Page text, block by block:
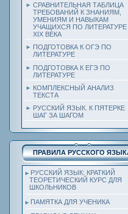
СРАВНИТЕЛЬНАЯ ТАБЛИЦА
ТРЕБОВАНИЙ К ЗНАНИЯМ,
УМЕНИЯМ И НАВЫКАМ
УЧАЩИХСЯ ПО ЛИТЕРАТУРЕ
ХIХ ВЕКА
ПОДГОТОВКА К ОГЭ ПО
ЛИТЕРАТУРЕ
ПОДГОТОВКА К ЕГЭ ПО
ЛИТЕРАТУРЕ
КОМПЛЕКСНЫЙ АНАЛИЗ
ТЕКСТА
РУССКИЙ ЯЗЫК. К ПЯТЕРКЕ
ШАГ ЗА ШАГОМ
ПРАВИЛА РУССКОГО
РУССКИЙ ЯЗЫК: КРАТКИЙ
ТЕОРЕТИЧЕСКИЙ КУРС ДЛЯ
ШКОЛЬНИКОВ
ПАМЯТКА ДЛЯ УЧЕНИКА